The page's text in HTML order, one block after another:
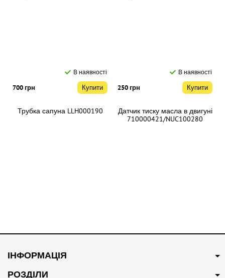
В наявності
700 грн Купити
Трубка сапуна LLH000190
В наявності
250 грн Купити
Датчик тиску масла в двигуні
710000421/NUC100280
350 грн Купити
Трійник системи
400 грн Купити
ІНФОРМАЦІЯ
РОЗДІЛИ